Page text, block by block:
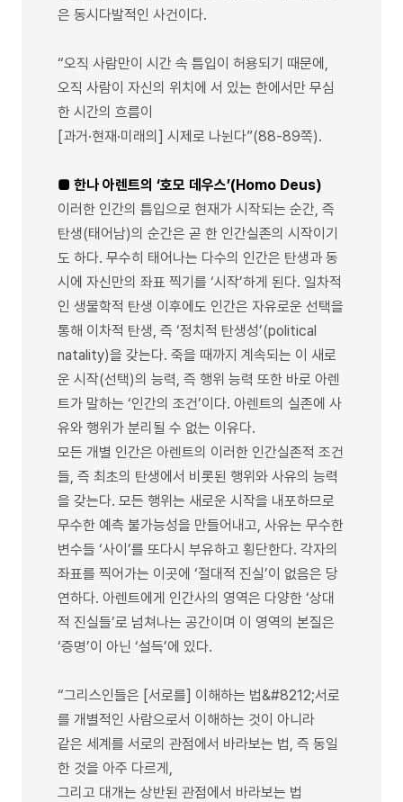
은 동시다발적인 사건이다.
“오직 사람만이 시간 속 틈입이 허용되기 때문에,
오직 사람이 자신의 위치에 서 있는 한에서만 무심
한 시간의 흐름이
[과거·현재·미래의] 시제로 나뉜다”(88-89쪽).
■ 한나 아렌트의 ‘호모 데우스’(Homo Deus)
이러한 인간의 틈입으로 현재가 시작되는 순간, 즉
탄생(태어남)의 순간은 곧 한 인간실존의 시작이기
도 하다. 무수히 태어나는 다수의 인간은 탄생과 동
시에 자신만의 좌표 찍기를 ‘시작’하게 된다. 일차적
인 생물학적 탄생 이후에도 인간은 자유로운 선택을
통해 이차적 탄생, 즉 ‘정치적 탄생성’(political
natality)을 갖는다. 죽을 때까지 계속되는 이 새로
운 시작(선택)의 능력, 즉 행위 능력 또한 바로 아렌
트가 말하는 ‘인간의 조건’이다. 아렌트의 실존에 사
유와 행위가 분리될 수 없는 이유다.
모든 개별 인간은 아렌트의 이러한 인간실존적 조건
들, 즉 최초의 탄생에서 비롯된 행위와 사유의 능력
을 갖는다. 모든 행위는 새로운 시작을 내포하므로
무수한 예측 불가능성을 만들어내고, 사유는 무수한
변수들 ‘사이’를 또다시 부유하고 횡단한다. 각자의
좌표를 찍어가는 이곳에 ‘절대적 진실’이 없음은 당
연하다. 아렌트에게 인간사의 영역은 다양한 ‘상대
적 진실들’로 넘쳐나는 공간이며 이 영역의 본질은
‘증명’이 아닌 ‘설득’에 있다.
“그리스인들은 [서로를] 이해하는 법&#8212;서로
를 개별적인 사람으로서 이해하는 것이 아니라
같은 세계를 서로의 관점에서 바라보는 법, 즉 동일
한 것을 아주 다르게,
그리고 대개는 상반된 관점에서 바라보는 법